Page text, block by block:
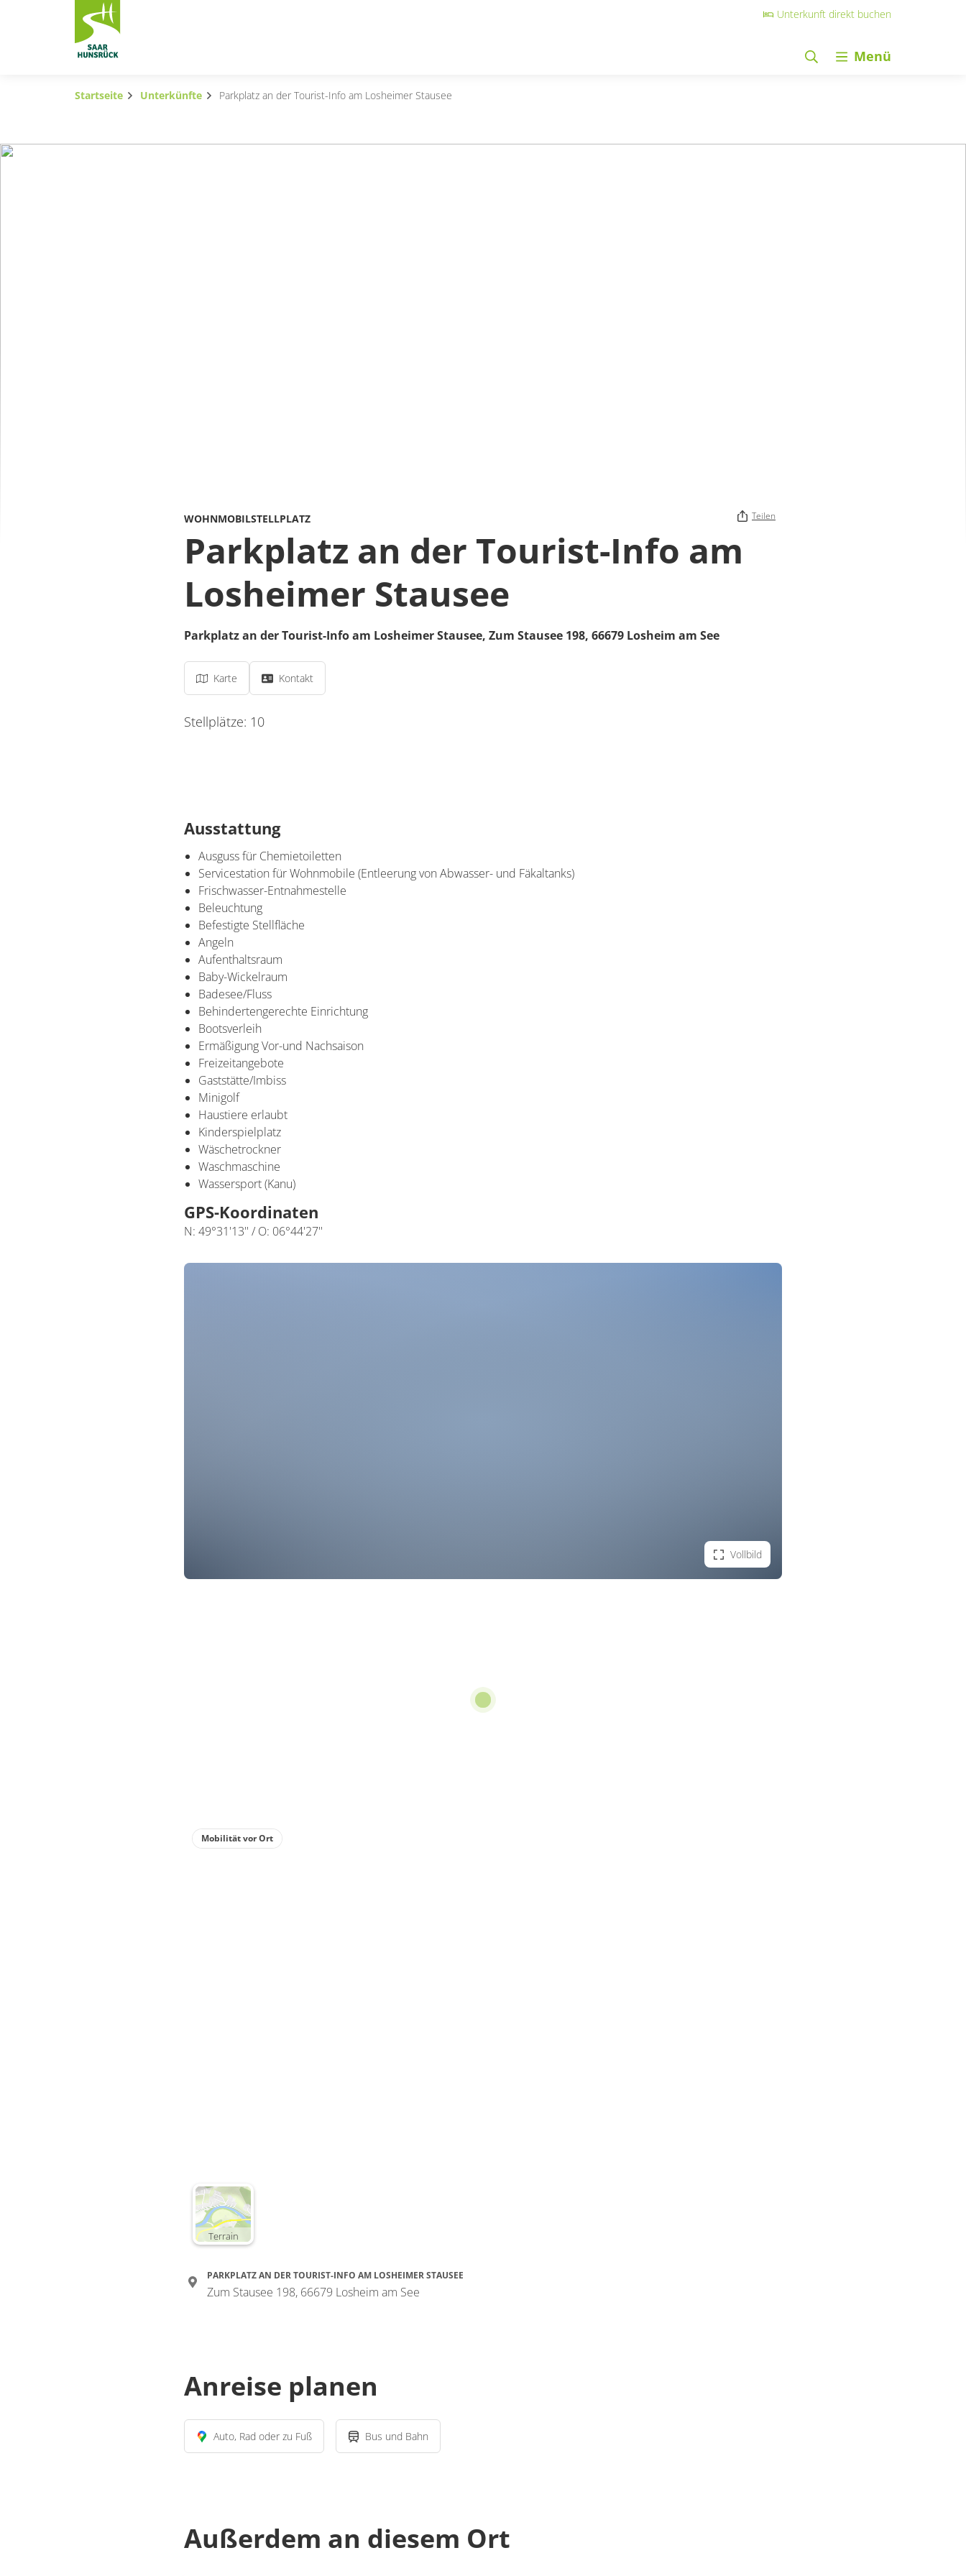
Zum Hauptinhalt springen
Unterkunft direkt buchen
Menü
Subnavigation umschalten
Startseite Unterkünfte Parkplatz an der Tourist-Info am Losheimer Stausee
WOHNMOBILSTELLPLATZ Teilen
Parkplatz an der Tourist-Info am
Losheimer Stausee
Parkplatz an der Tourist-Info am Losheimer Stausee, Zum Stausee 198, 66679 Losheim am See
Karte Kontakt
Stellplätze: 10
Ausstattung
Ausguss für Chemietoiletten
Servicestation für Wohnmobile (Entleerung von Abwasser- und Fäkaltanks)
Frischwasser-Entnahmestelle
Beleuchtung
Befestigte Stellfläche
Angeln
Aufenthaltsraum
Baby-Wickelraum
Badesee/Fluss
Behindertengerechte Einrichtung
Bootsverleih
Ermäßigung Vor-und Nachsaison
Freizeitangebote
Gaststätte/Imbiss
Minigolf
Haustiere erlaubt
Kinderspielplatz
Wäschetrockner
Waschmaschine
Wassersport (Kanu)
GPS-Koordinaten
N: 49°31'13'' / O: 06°44'27''
Vollbild
Terrain
Mobilität vor Ort
PARKPLATZ AN DER TOURIST-INFO AM LOSHEIMER STAUSEE
Zum Stausee 198, 66679 Losheim am See
Anreise planen
Auto, Rad oder zu Fuß Bus und Bahn
Außerdem an diesem Ort